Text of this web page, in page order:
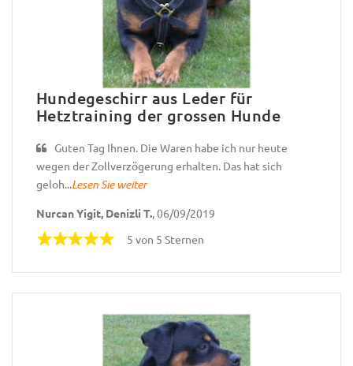
Hundegeschirr aus Leder für
Hetztraining der grossen Hunde
Guten Tag Ihnen. Die Waren habe ich nur heute
wegen der Zollverzögerung erhalten. Das hat sich
geloh...Lesen Sie weiter
Nurcan Yigit, Denizli T., 06/09/2019
5 von 5 Sternen